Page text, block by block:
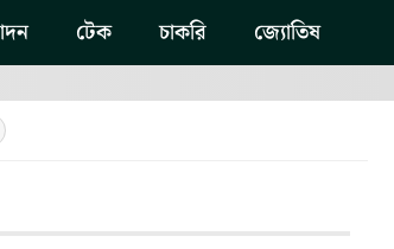
টেক চাকরি জ্যোতিষ